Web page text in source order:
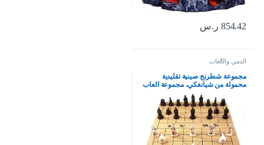
854.42 ر.س
الدمي والألعاب
مجموعة شطرنج صينية تقليدية
محمولة من شيانغكي، مجموعة العاب
لوحية للسفر مع قطع شطرنج من
الراتنج ولوح شطرنج جلدي